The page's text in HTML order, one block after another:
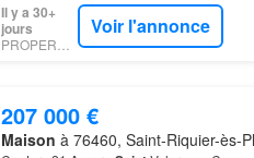
Il y a 30+
jours
Voir l'annonce
207 000 €
Maison à 76460, Saint-Riquier-ès-